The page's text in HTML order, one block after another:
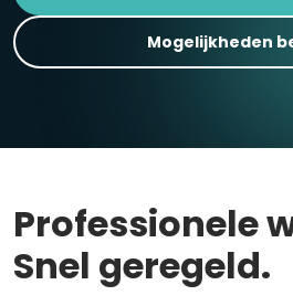
Mogelijkheden
Professionele
Snel geregeld.